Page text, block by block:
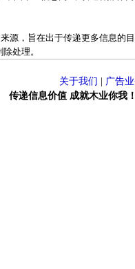
源，旨在出于传递更多信息的
处理。
关于我们
广告
传递信息价值 成就木业你我